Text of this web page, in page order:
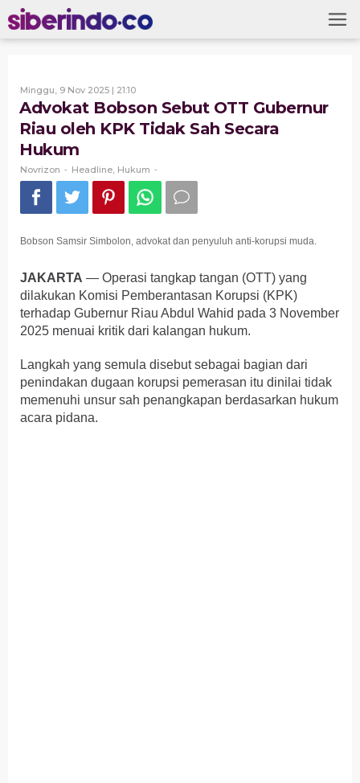
Skip
to
content
Minggu, 9 Nov 2025 | 21:10Oleh
Novrizon
Advokat Bobson Sebut OTT Gubernur
Riau oleh KPK Tidak Sah Secara
Hukum
Novrizon - Headline Hukum -
Bobson Samsir Simbolon, advokat dan penyuluh anti-korupsi muda.
JAKARTA — Operasi tangkap tangan (OTT) yang
dilakukan Komisi Pemberantasan Korupsi (KPK)
terhadap Gubernur Riau Abdul Wahid pada 3 November
2025 menuai kritik dari kalangan hukum.
Langkah yang semula disebut sebagai bagian dari
penindakan dugaan korupsi pemerasan itu dinilai tidak
memenuhi unsur sah penangkapan berdasarkan hukum
acara pidana.